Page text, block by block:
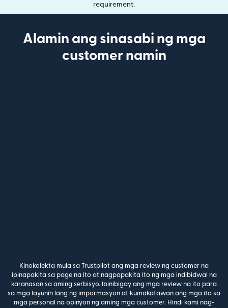
requirement.
Alamin ang sinasabi ng mga
customer namin
Kinokolekta mula sa Trustpilot ang mga review ng customer na
ipinapakita sa page na ito at nagpapakita ito ng mga indibidwal na
karanasan sa aming serbisyo. Ibinibigay ang mga review na ito para
sa mga layunin lang ng impormasyon at kumakatawan ang mga ito sa
mga personal na opinyon ng aming mga customer. Hindi kami nag-